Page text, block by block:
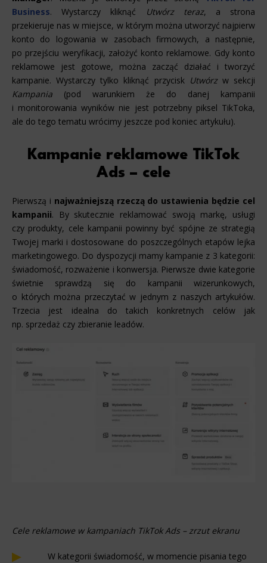
Business. Wystarczy kliknąć Utwórz teraz, a strona
przekieruje nas w miejsce, w którym można utworzyć najpierw
konto do logowania w zasobach firmowych, a następnie,
po przejściu weryfikacji, założyć konto reklamowe. Gdy konto
reklamowe jest gotowe, można zacząć działać i tworzyć
kampanie. Wystarczy tylko kliknąć przycisk Utwórz w sekcji
Kampania (pod warunkiem że do danej kampanii
i monitorowania wyników nie jest potrzebny piksel TikToka,
ale do tego tematu wrócimy jeszcze pod koniec artykułu).
Kampanie reklamowe TikTok
Ads – cele
Pierwszą i najważniejszą rzeczą do ustawienia będzie cel
kampanii. By skutecznie reklamować swoją markę, usługi
czy produkty, cele kampanii powinny być spójne ze strategią
Twojej marki i dostosowane do poszczególnych etapów lejka
marketingowego. Do dyspozycji mamy kampanie z 3 kategorii:
świadomość, rozważenie i konwersja. Pierwsze dwie kategorie
świetnie sprawdzą się do kampanii wizerunkowych,
o których można przeczytać w jednym z naszych artykułów.
Trzecia jest idealna do takich konkretnych celów jak
np. sprzedaż czy zbieranie leadów.
Cele reklamowe w kampaniach TikTok Ads – zrzut ekranu
W kategorii świadomość, w momencie pisania tego